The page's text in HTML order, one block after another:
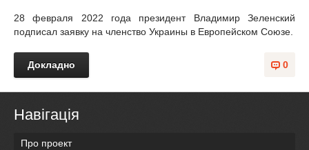
28 февраля 2022 года президент Владимир Зеленский
подписал заявку на членство Украины в Европейском Союзе.
0
Докладно
Навігація
Про проект